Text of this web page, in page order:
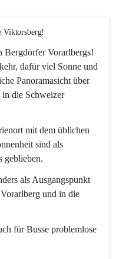
Viktorsberg!
Bergdörfer Vorarlbergs!
dafür viel Sonne und
Panoramasicht über
in die Schweizer
mit dem üblichen
sind als
geblieben.
als Ausgangspunkt
und in die
für Busse problemlose